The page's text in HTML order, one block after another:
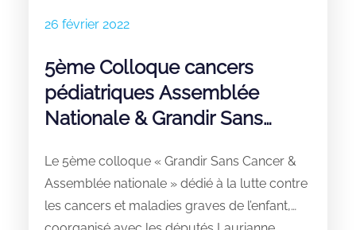
26 février 2022
5ème Colloque cancers
pédiatriques Assemblée
Nationale & Grandir Sans
forte
Le 5ème colloque « Grandir Sans Cancer &
Assemblée nationale » dédié à la lutte contre
les cancers et maladies graves de l’enfant,